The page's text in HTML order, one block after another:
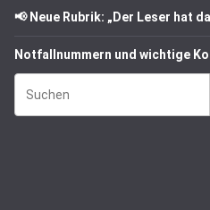
📢 Neue Rubrik: „Der Leser hat
Notfallnummern und wichtige